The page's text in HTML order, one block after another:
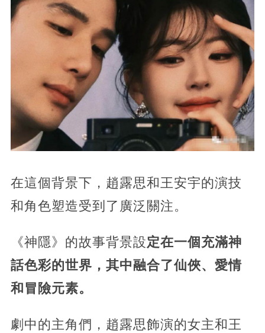
在這個背景下，趙露思和王安宇的演技
和角色塑造受到了廣泛關注。
《神隱》的故事背景設定在一個充滿神
話色彩的世界，其中融合了仙俠、愛情
和冒險元素。
劇中的主角們，趙露思飾演的女主和王